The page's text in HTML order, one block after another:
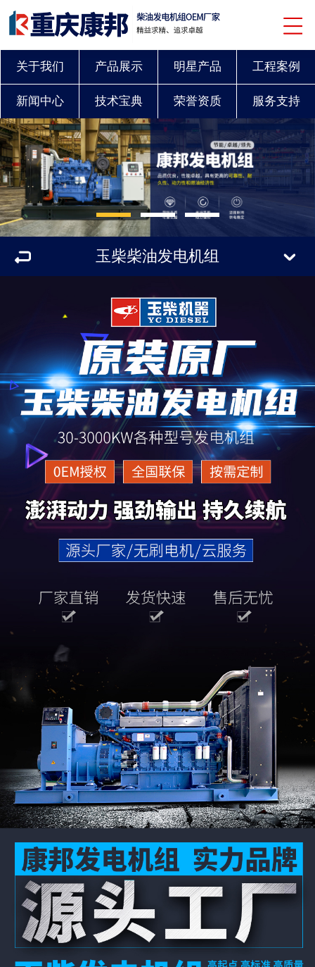
关于我们 产品展示 明星产品 工程案例
新闻中心 技术宝典 荣誉资质 服务支持
联系我们
玉柴柴油发电机组